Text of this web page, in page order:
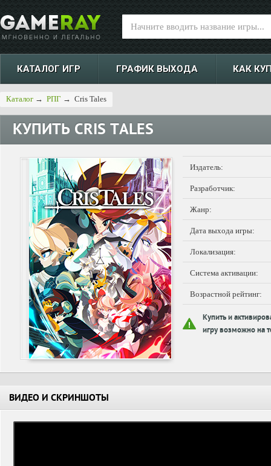
КАТАЛОГ ИГР ГРАФИК ВЫХОДА КАК
Каталог → РПГ → Cris Tales
КУПИТЬ CRIS TALES
Издатель:
Разработчик:
Жанр:
Дата выхода игры:
Локализация:
Система активации:
Возрастной рейтинг:
Купить и
игру возможно на
ВИДЕО И СКРИНШОТЫ